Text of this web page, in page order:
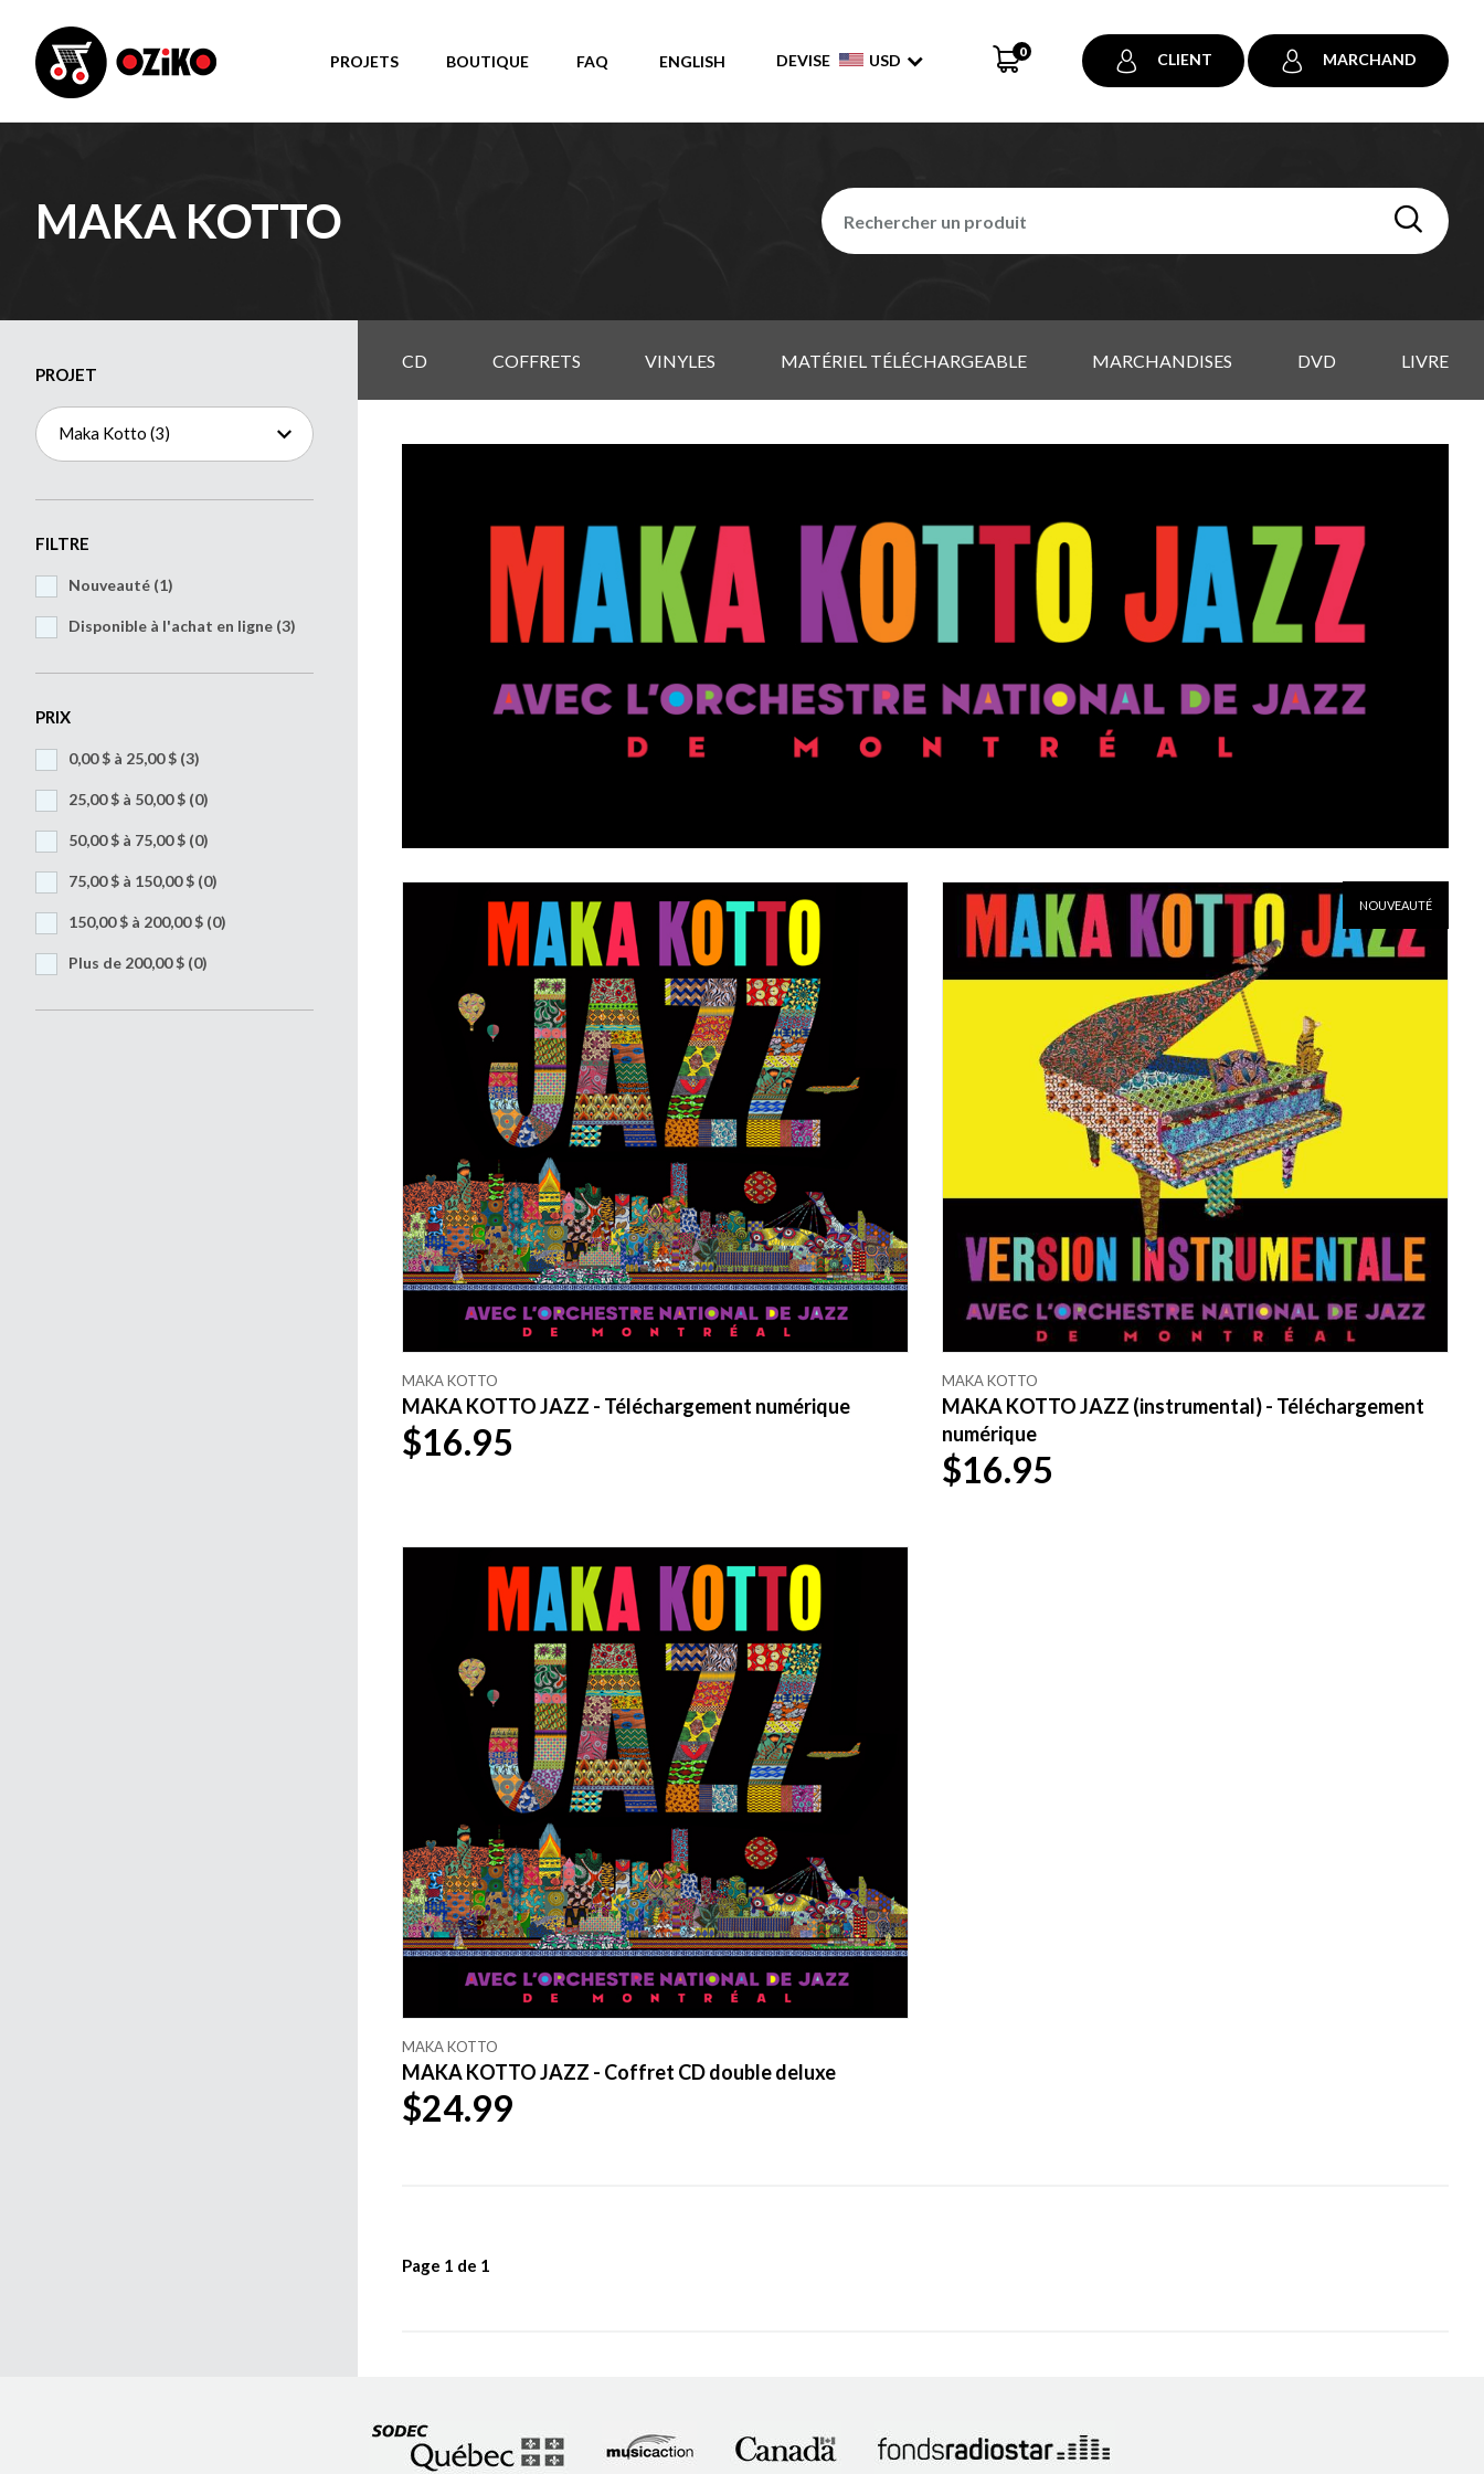
PROJETS BOUTIQUE FAQ ENGLISH DEVISE USD
0 CLIENT MARCHAND
MAKA KOTTO
PROJET
Maka Kotto (3)
FILTRE
Nouveauté (1)
Disponible à l'achat en ligne (3)
PRIX
0,00 $ à 25,00 $ (3)
25,00 $ à 50,00 $ (0)
50,00 $ à 75,00 $ (0)
75,00 $ à 150,00 $ (0)
150,00 $ à 200,00 $ (0)
Plus de 200,00 $ (0)
CD COFFRETS VINYLES MATÉRIEL TÉLÉCHARGEABLE MARCHANDISES DVD LIVRE
MAKA KOTTO
MAKA KOTTO JAZZ - Téléchargement numérique
$16.95
NOUVEAUTÉ
MAKA KOTTO
MAKA KOTTO JAZZ (instrumental) - Téléchargement
numérique
$16.95
MAKA KOTTO
MAKA KOTTO JAZZ - Coffret CD double deluxe
$24.99
Page 1 de 1